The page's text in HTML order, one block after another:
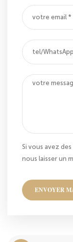
Si vous avez
nous laisser un
ENVOYER